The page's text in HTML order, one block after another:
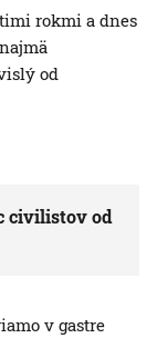
rokmi a dnes
od
civilistov od
v gastre